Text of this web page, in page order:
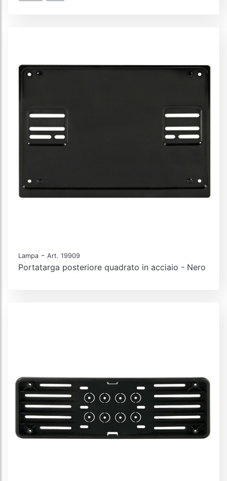
Lampa - Art. 19909
Portatarga posteriore quadrato in acciaio - Nero